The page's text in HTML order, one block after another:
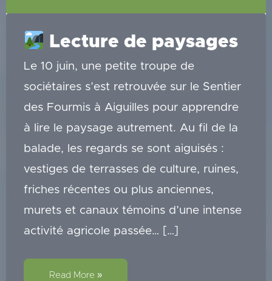
Lecture de paysages
Le 10 juin, une petite troupe de
sociétaires s’est retrouvée sur le Sentier
des Fourmis à Aiguilles pour apprendre
à lire le paysage autrement. Au fil de la
balade, les regards se sont aiguisés :
vestiges de terrasses de culture, ruines,
friches récentes ou plus anciennes,
murets et canaux témoins d’une intense
activité agricole passée… […]
Lecture
Read More »